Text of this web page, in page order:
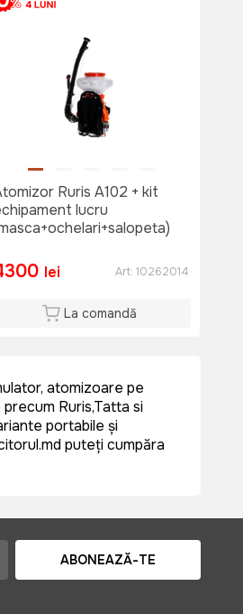
Ruris A102 + kit
lucru
lei Art: 10262014
La comandă
atomizoare pe
Ruris,Tatta si
portabile și
puteți cumpăra
ABONEAZĂ-TE